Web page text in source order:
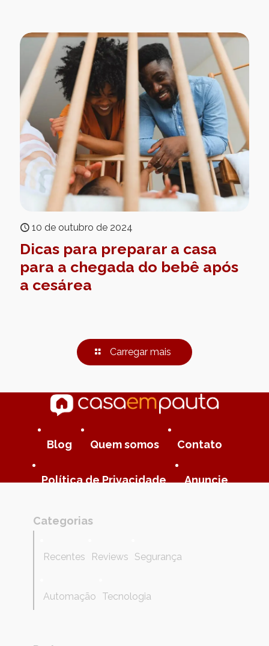
10 de outubro de 2024
Dicas para preparar a casa
para a chegada do bebê após
a cesárea
Carregar mais
Blog Quem somos Contato
Política de Privacidade Anuncie
Categorias
Recentes Reviews Segurança
Automação Tecnologia